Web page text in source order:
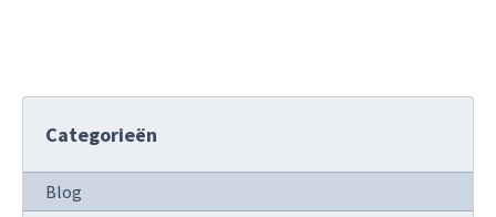
Categorieën
Blog